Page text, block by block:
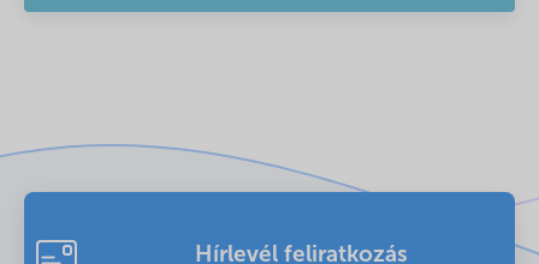
Hírlevél feliratkozás